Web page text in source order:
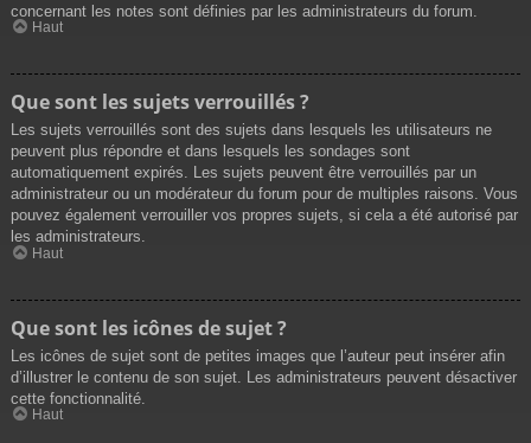
concernant les notes sont définies par les administrateurs du forum.
Haut
Que sont les sujets verrouillés ?
Les sujets verrouillés sont des sujets dans lesquels les utilisateurs ne
peuvent plus répondre et dans lesquels les sondages sont
automatiquement expirés. Les sujets peuvent être verrouillés par un
administrateur ou un modérateur du forum pour de multiples raisons. Vous
pouvez également verrouiller vos propres sujets, si cela a été autorisé par
les administrateurs.
Haut
Que sont les icônes de sujet ?
Les icônes de sujet sont de petites images que l’auteur peut insérer afin
d’illustrer le contenu de son sujet. Les administrateurs peuvent désactiver
cette fonctionnalité.
Haut